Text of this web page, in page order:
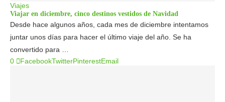
Viajes
Viajar en diciembre, cinco destinos vestidos de Navidad
Desde hace algunos años, cada mes de diciembre intentamos
juntar unos días para hacer el último viaje del año. Se ha
convertido para …
0
FacebookTwitterPinterestEmail